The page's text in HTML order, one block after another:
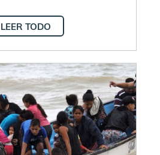
LEER TODO